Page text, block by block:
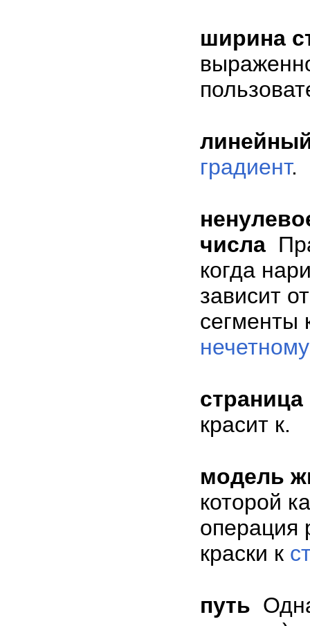
ширина
градиент.
числа
когда
зависит
сегменты
страница
красит к.
модель
которой
операция
краски к
путь